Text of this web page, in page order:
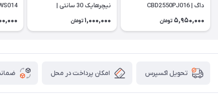
داگ | CBD2550PJ016
5,950,000 تومان
نیچرهایک 30 سانتی |
NH19PJ014
1,000,000 تومان
تحویل اکسپرس امکان پرداخت در محل